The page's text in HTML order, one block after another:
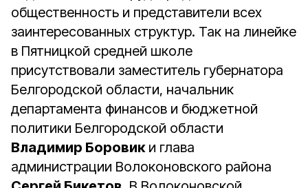
общественность и представители всех
заинтересованных структур. Так на линейке
в Пятницкой средней школе
присутствовали заместитель губернатора
Белгородской области, начальник
департамента финансов и бюджетной
политики Белгородской области
Владимир Боровики глава
администрации Волоконовского района